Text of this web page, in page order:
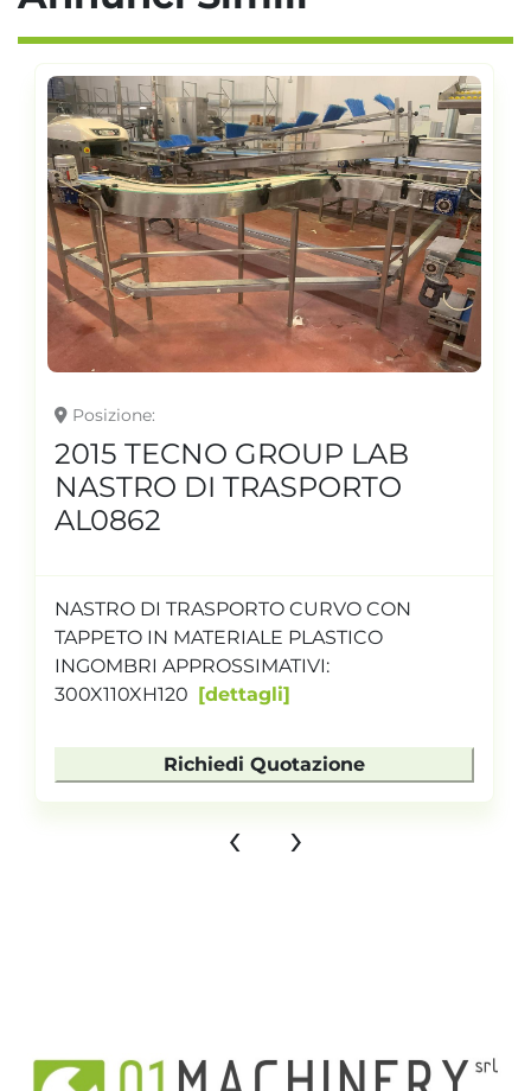
Posizione
2015 TECNO GROUP LAB
NASTRO DI TRASPORTO
AL0862
NASTRO DI TRASPORTO CURVO CON
TAPPETO IN MATERIALE PLASTICO
INGOMBRI APPROSSIMATIVI:
300X110XH120
dettagli
Richiedi Quotazione
‹ ›